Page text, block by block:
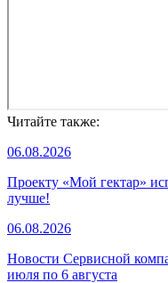
Читайте также:
06.08.2026
Проекту «Мой гектар»
лучше!
06.08.2026
Новости Сервисной
июля по 6 августа